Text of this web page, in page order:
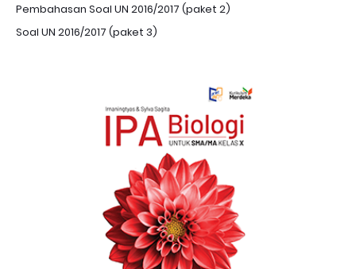
Pembahasan Soal UN 2016/2017 (paket 2)
Soal UN 2016/2017 (paket 3)